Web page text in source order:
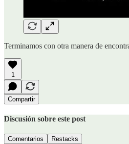
Terminamos con otra manera de
1
Compartir
Discusión sobre este post
Comentarios Restacks